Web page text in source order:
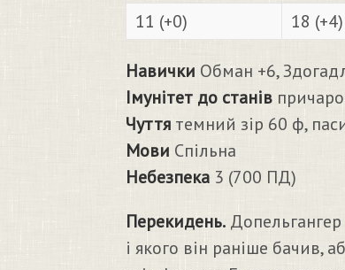
11 (+0)
18 (+4)
Навички Обман +6,
Імунітет до станів
Чуття темний зір 60 ф,
Мови Спільна
Небезпека 3 (700 ПД)
Перекидень.
і якого він раніше бачив,